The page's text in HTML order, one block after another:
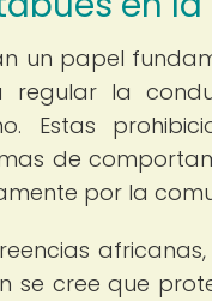
un papel
regular la
Estas
de
por la
se cree que